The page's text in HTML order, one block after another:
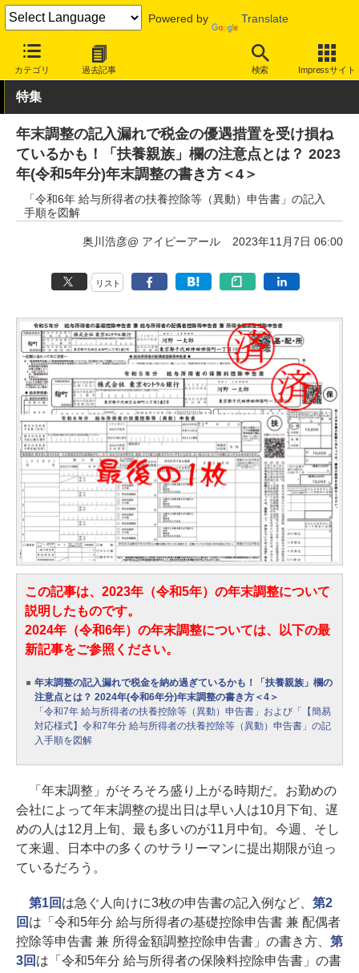
Powered by Translate
カテゴリ 過去記事 検索 Impressサイト
INTERNET Watch トピック
特集
年末調整の記入漏れで税金の優遇措置を受け損ね
ているかも！「扶養親族」欄の注意点とは？ 2023
年(令和5年分)年末調整の書き方＜4＞
「令和6年 給与所得者の扶養控除等（異動）申告書」の記入
手順を図解
奥川浩彦@ アイピーアール 2023年11月7日 06:00
リスト
この記事は、2023年（令和5年）の年末調整について
説明したものです。
2024年（令和6年）の年末調整については、以下の最
新記事をご参照ください。
年末調整の記入漏れで税金を納め過ぎているかも！「扶養親族」欄の
注意点とは？ 2024年(令和6年分)年末調整の書き方＜4＞
「令和7年 給与所得者の扶養控除等（異動）申告書」および「【簡易
対応様式】令和7年分 給与所得者の扶養控除等（異動）申告書」の記
入手順を図解
「年末調整」がそろそろ盛り上がる時期だ。お勤めの
会社によって年末調整の提出日は早い人は10月下旬、遅
めの人は12月上旬、最も多いのが11月中旬。今週、そし
て来週、日本中の多くのサラリーマンに提出期限が迫っ
ているだろう。
第1回 は急ぐ人向けに3枚の申告書の記入例など、 第2
回 は「令和5年分 給与所得者の基礎控除申告書 兼 配偶者
控除等申告書 兼 所得金額調整控除申告書」の書き方、 第
3回 は「令和5年分 給与所得者の保険料控除申告書」の書